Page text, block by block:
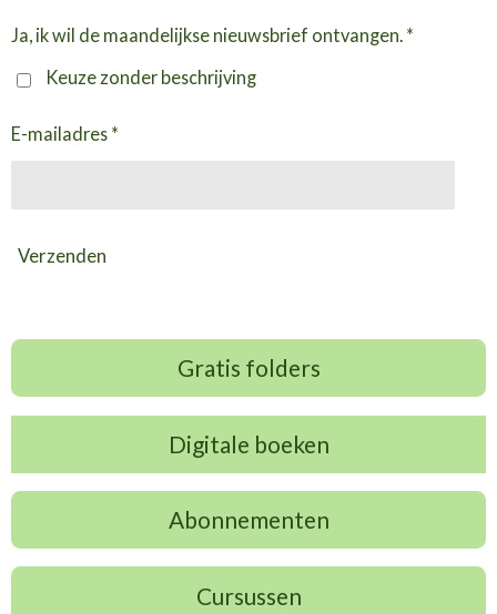
Ja, ik wil de maandelijkse nieuwsbrief ontvangen. *
Keuze zonder beschrijving
E-mailadres *
Verzenden
Gratis folders
Digitale boeken
Abonnementen
Cursussen